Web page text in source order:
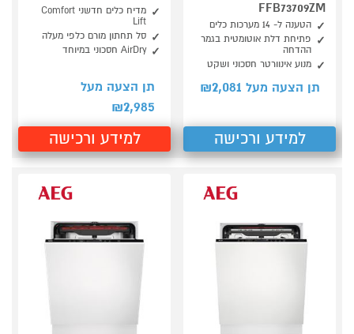
FFB73709ZM
הטענה ל- 14 מערכות כלים
פתיחת דלת אוטומטית בגמר
ההדחה
מנוע אינוורטר חסכוני ושקט
תן הצעה מעל ₪ 2,081
למידע ורכישה
מדיח כלים חדשני Comfort
Lift
סל תחתון מורם כלפי מעלה
AirDry חסכוני במיוחד
תן הצעה מעל
₪2,985
למידע ורכישה